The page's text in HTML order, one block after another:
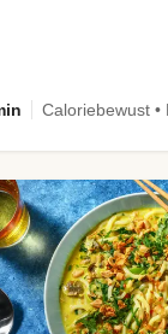
Caloriebewust •